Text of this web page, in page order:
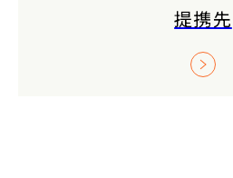
提携先